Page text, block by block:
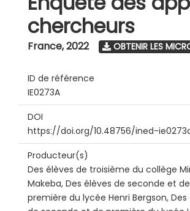
chercheurs
France,2022 OBTENIR LES
ID de référence
IE0273A
DOI
https://doi.org/10.48756/ined-
Producteur(s)
Des élèves de troisième du collège
Makeba, Des élèves de seconde et de
première du lycée Henri Bergson, Des